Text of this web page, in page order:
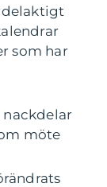
som har
nackdelar
möte